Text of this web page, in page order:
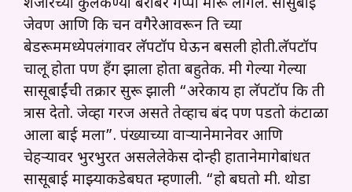
शेजारच्या कुलकर्ण्यां बरोबर गप्पा मारू लागले. सासुबाई
जेवण आणि कि चन वगैरेआवरून ति च्या
बेडरूममध्येपलंगावर लॅपटॉप घेऊन बसली होती.लॅपटॉप
चालू होता पण हँग झाला होता बहुतेक. मी गेल्या गेल्या
सासूबाईंची तक्रार सुरू झाली “अरेकाय हा लॅपटॉप कि ती
त्रास देतो. जेव्हा गरज असते तेव्हाच बंद पण पडतो कंटाळा
आला बाई मला”. पंख्याच्या वाऱ्यानेमानेवर आणि
चेहऱ्यावर भुरभुरत असलेलेकेस दोन्ही हातानेमागेबांधत
सासूबाई माझ्याकडेबघत म्हणाली. “हो बघतो मी. थोडा